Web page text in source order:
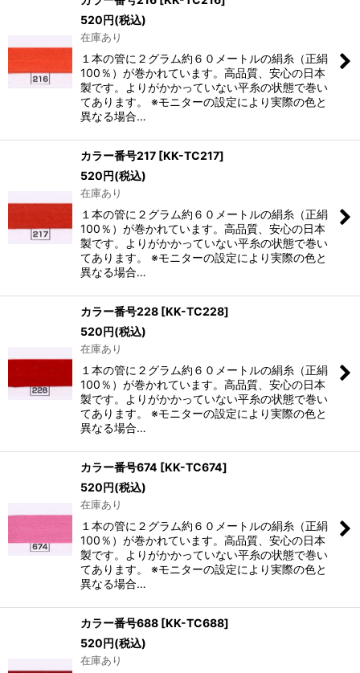
520円(税込)
在庫あり
１本の管に２グラム約６０メートルの絹糸（正絹
100％）が巻かれています。高品質、安心の日本
製です。よりがかかっていない平糸の状態で巻い
てあります。 ※モニターの設定により実際の色と
異なる場合…
カラー番号217 [KK-TC217]
520円(税込)
在庫あり
１本の管に２グラム約６０メートルの絹糸（正絹
100％）が巻かれています。高品質、安心の日本
製です。よりがかかっていない平糸の状態で巻い
てあります。 ※モニターの設定により実際の色と
異なる場合…
カラー番号228 [KK-TC228]
520円(税込)
在庫あり
１本の管に２グラム約６０メートルの絹糸（正絹
100％）が巻かれています。高品質、安心の日本
製です。よりがかかっていない平糸の状態で巻い
てあります。 ※モニターの設定により実際の色と
異なる場合…
カラー番号674 [KK-TC674]
520円(税込)
在庫あり
１本の管に２グラム約６０メートルの絹糸（正絹
100％）が巻かれています。高品質、安心の日本
製です。よりがかかっていない平糸の状態で巻い
てあります。 ※モニターの設定により実際の色と
異なる場合…
カラー番号688 [KK-TC688]
520円(税込)
在庫あり